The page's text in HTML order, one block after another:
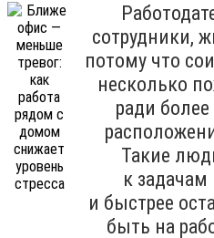
сотрудники,
потому что
несколько
ради
Такие
к
и быстрее
быть на